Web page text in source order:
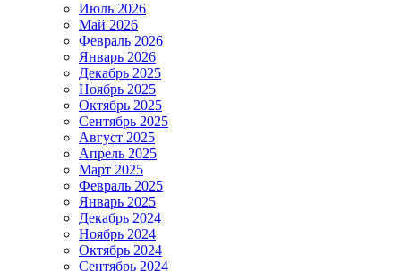
Июль 2026
Май 2026
Февраль 2026
Январь 2026
Декабрь 2025
Ноябрь 2025
Октябрь 2025
Сентябрь 2025
Август 2025
Апрель 2025
Март 2025
Февраль 2025
Январь 2025
Декабрь 2024
Ноябрь 2024
Октябрь 2024
Сентябрь 2024